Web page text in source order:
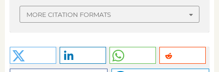
MORE CITATION FORMATS